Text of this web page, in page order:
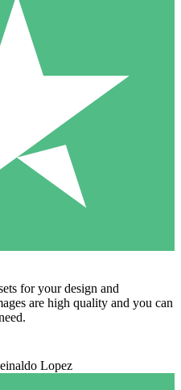
for your design and
are high quality and you can
Lopez